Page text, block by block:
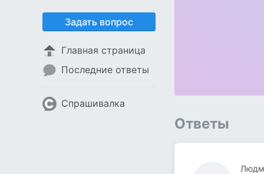
Задать вопрос
Главная страница
Последние ответы
Спрашивалка
Ответы